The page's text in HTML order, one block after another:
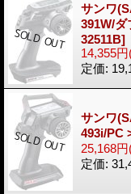
サンワ
391W/ダ
32511B]
14,355円
定価:
サンワ
493i/PC
25,168円
定価: